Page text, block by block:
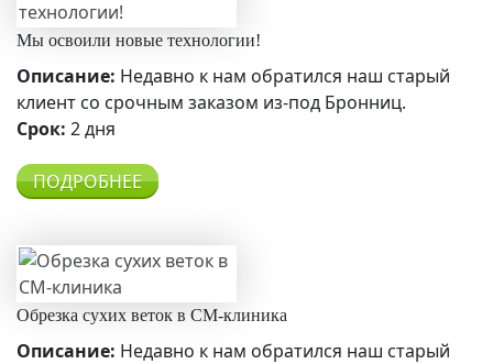
Мы освоили новые технологии!
Описание: Недавно к нам обратился наш старый
клиент со срочным заказом из-под Бронниц.
Срок: 2 дня
ПОДРОБНЕЕ
Обрезка сухих веток в СМ-клиника
Описание: Недавно к нам обратился наш старый